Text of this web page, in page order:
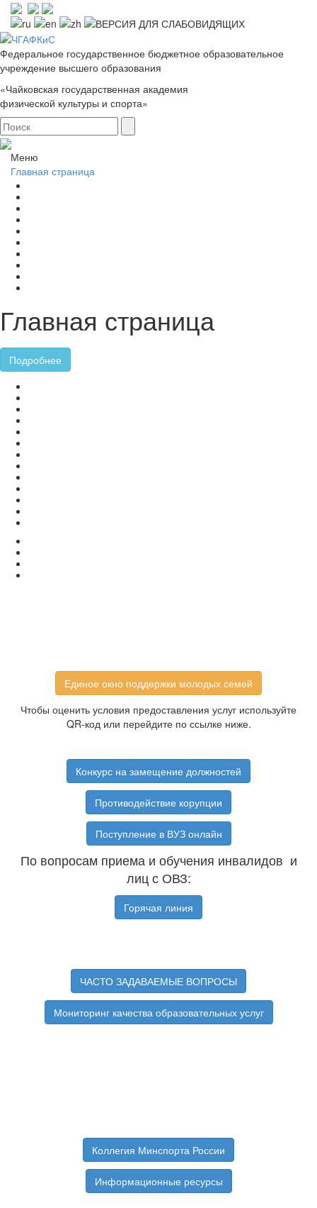
Федеральное государственное бюджетное образовательное
учреждение высшего образования
«Чайковская государственная академия
физической культуры и спорта»
Меню
Главная страница
Главная страница
Подробнее
Единое окно поддержки молодых семей
Чтобы оценить условия предоставления услуг используйте
QR-код или перейдите по ссылке ниже.
Конкурс на замещение должностей
Противодействие корупции
Поступление в ВУЗ онлайн
По вопросам приема и обучения инвалидов и
лиц с ОВЗ:
Горячая линия
ЧАСТО ЗАДАВАЕМЫЕ ВОПРОСЫ
Мониторинг качества образовательных услуг
Коллегия Минспорта России
Информационные ресурсы